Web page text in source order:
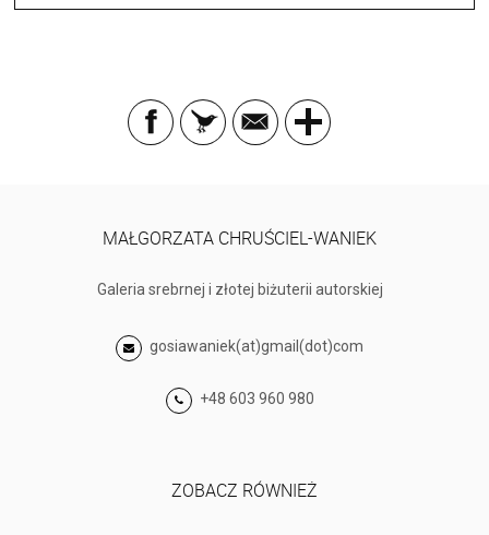
MAŁGORZATA CHRUŚCIEL-WANIEK
Galeria srebrnej i złotej biżuterii autorskiej
gosiawaniek(at)gmail(dot)com
+48 603 960 980
ZOBACZ RÓWNIEŻ